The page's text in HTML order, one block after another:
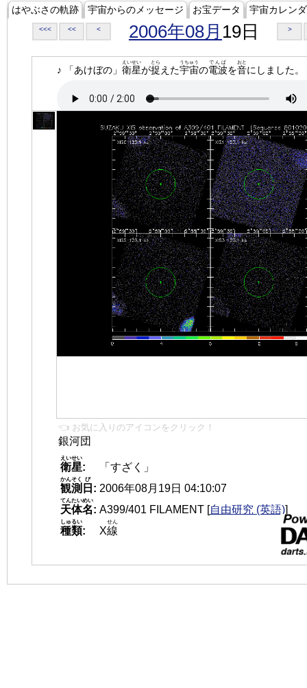
はやぶさの軌跡 宇宙からのメッセージ お宝データ 宇宙カレン
<<< << < 2006年08月 19日 >
♪ 「あけぼの」 衛星
えいせい
が捉
とら
えた宇宙
うちゅう
の電波
でんぱ
を音
おと
にしました。
👈 お気に入りのアイコンをクリック！
銀河団
衛星
えいせい
:
「すざく」
観測
かんそく
日
び
: 2006年08月19日 04:10:07
天体名
てんたいめい
: A399/401 FILAMENT [自由研究 (英語)]
種類
しゅるい
: X線
せん